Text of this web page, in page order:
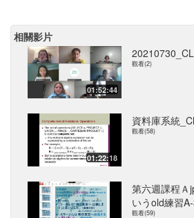
相關影片
01:52:44
觀看(2)
01:22:18
資料庫系統
觀看(58)
第六週課程Ａ
いうold練習
觀看(59)